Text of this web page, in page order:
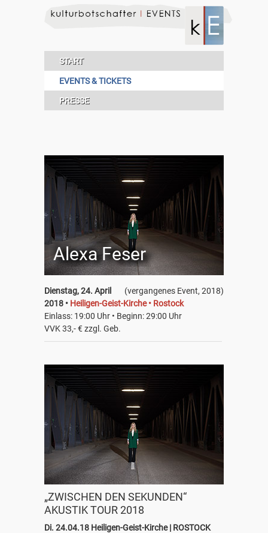
START
EVENTS & TICKETS
PRESSE
Alexa Feser
(vergangenes Event, 2018)
Dienstag, 24. April
2018 • Heiligen-Geist-Kirche • Rostock
Einlass: 19:00 Uhr • Beginn: 29:00 Uhr
VVK 33,- € zzgl. Geb.
„ZWISCHEN DEN SEKUNDEN“
AKUSTIK TOUR 2018
Di. 24.04.18 Heiligen-Geist-Kirche | ROSTOCK